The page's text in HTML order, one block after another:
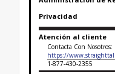
Privacidad
Atención al cliente
Contacta Con Nosotros:
https://
1-877-430-2355